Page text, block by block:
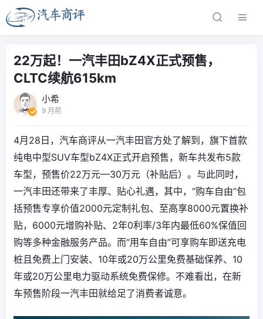
22万起！一汽丰田bZ4X正式预售，
CLTC续航615km
小希
9 月前
4月28日，汽车商评从一汽丰田官方处了解到，旗下首款
纯电中型SUV车型bZ4X正式开启预售，新车共发布5款
车型，预售价22万元—30万元（补贴后）。与此同时，
一汽丰田还带来了丰厚、贴心礼遇，其中，“购车自由”包
括预售专享价值2000元定制礼包、至高享8000元置换补
贴，6000元增购补贴、2年0利率/3年内最低60%保值回
购等多种金融服务产品。而“用车自由”可享购车即送充电
桩且免费上门安装、10年或20万公里免费基础保养、10
年或20万公里电力驱动系统免费保修。不难看出，在新
车预售阶段一汽丰田就给足了消费者诚意。